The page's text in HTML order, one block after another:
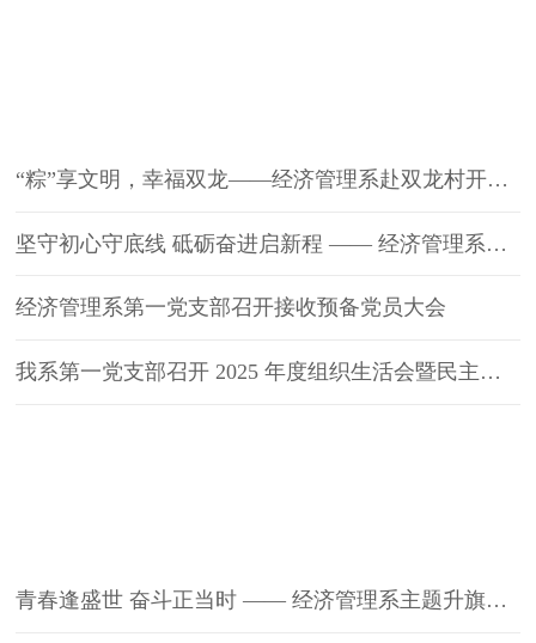
“粽”享文明，幸福双龙——经济管理系赴双龙村开展端午节主题党日暨志愿服务活动
坚守初心守底线 砥砺奋进启新程 —— 经济管理系党总支召开毕业生党员离校警示教育大会
经济管理系第一党支部召开接收预备党员大会
我系第一党支部召开 2025 年度组织生活会暨民主评议党员大会
青春逢盛世 奋斗正当时 —— 经济管理系主题升旗仪式圆满举行